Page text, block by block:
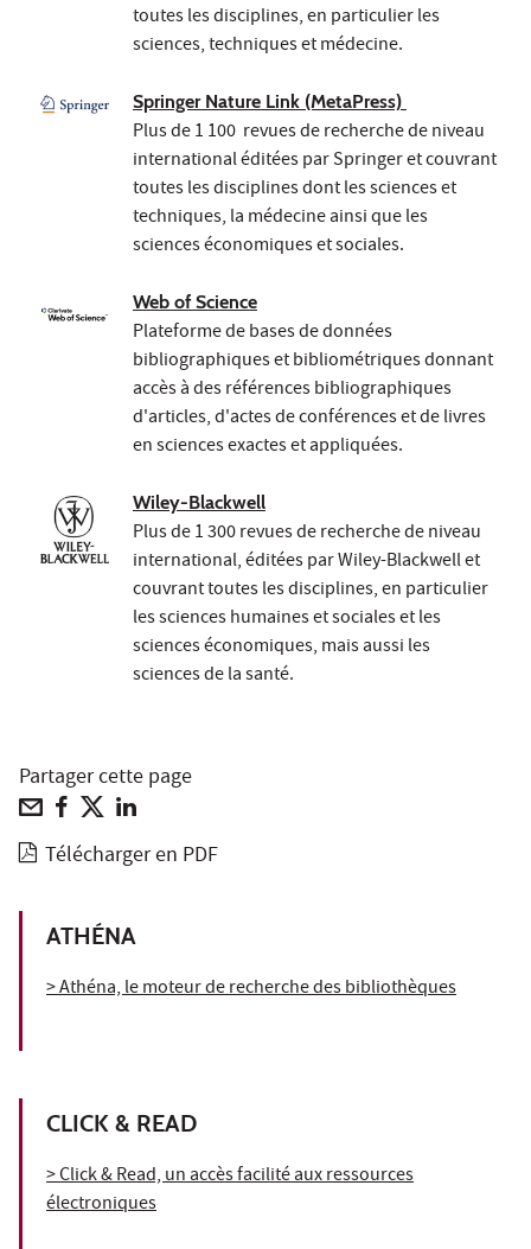
toutes les disciplines, en particulier les
sciences, techniques et médecine.
Springer Nature Link (MetaPress)
Plus de 1 100 revues de recherche de niveau
international éditées par Springer et couvrant
toutes les disciplines dont les sciences et
techniques, la médecine ainsi que les
sciences économiques et sociales.
Web of Science
Plateforme de bases de données
bibliographiques et bibliométriques donnant
accès à des références bibliographiques
d'articles, d'actes de conférences et de livres
en sciences exactes et appliquées.
Wiley-Blackwell
Plus de 1 300 revues de recherche de niveau
international, éditées par Wiley-Blackwell et
couvrant toutes les disciplines, en particulier
les sciences humaines et sociales et les
sciences économiques, mais aussi les
sciences de la santé.
Partager cette page
Télécharger en PDF
ATHÉNA
> Athéna, le moteur de recherche des bibliothèques
CLICK & READ
> Click & Read, un accès facilité aux ressources
électroniques